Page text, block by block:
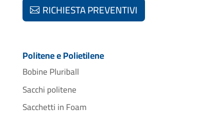
RICHIESTA PREVENTIVI
Politene e Polietilene
Bobine Pluriball
Sacchi politene
Sacchetti in Foam